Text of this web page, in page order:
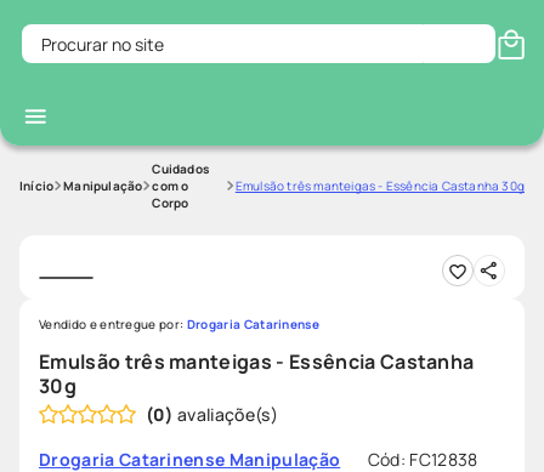
Procurar no site
Manipulação
Cuidados
com o
Corpo
Emulsão três manteigas - Essência Castanha 30g
Emulsão três manteigas - Essência Castanha
30g
(0)
Drogaria Catarinense Manipulação
Cód: FC12838
Vendido e entregue por: Drogaria Catarinense